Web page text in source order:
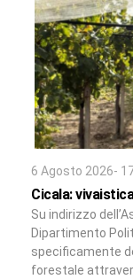
6 Agosto 2026-
Cicala:
Su indirizzo
Dipartimento
specificamente
forestale